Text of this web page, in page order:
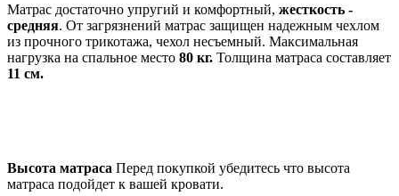
Матрас достаточно упругий и комфортный, жесткость -
средняя. От загрязнений матрас защищен надежным чехлом
из прочного трикотажа, чехол несъемный. Максимальная
нагрузка на спальное место 80 кг. Толщина матраса составляет
11 см.
Высота матраса Перед покупкой убедитесь что высота
матраса подойдет к вашей кровати.